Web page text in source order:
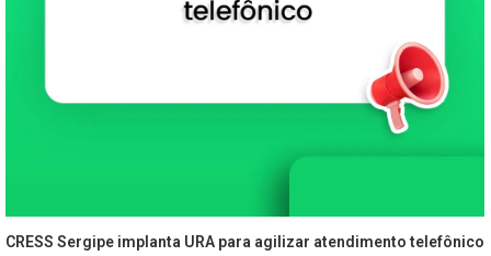
CRESS Sergipe implanta URA para agilizar atendimento telefônico